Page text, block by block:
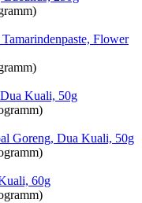
Tamarindenpaste, Flower
Kuali, 50g
Goreng, Dua Kuali, 50g
60g